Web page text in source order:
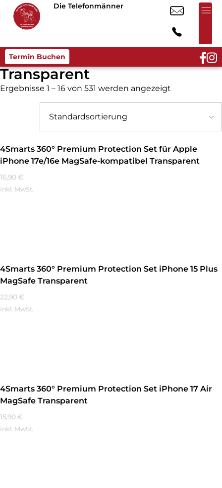
Die Telefonmänner
Termin Buchen
Transparent
Ergebnisse 1 – 16 von 531 werden angezeigt
4Smarts 360° Premium Protection Set für Apple
iPhone 17e/16e MagSafe-kompatibel Transparent
16,90 €
inkl. MwSt.
4Smarts 360° Premium Protection Set iPhone 15 Plus
MagSafe Transparent
22,90 €
inkl. MwSt.
4Smarts 360° Premium Protection Set iPhone 17 Air
MagSafe Transparent
15,90 €
inkl. MwSt.